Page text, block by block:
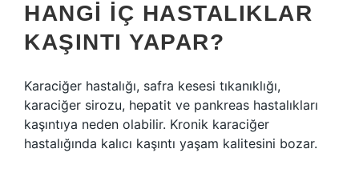
HANGI IÇ HASTALIKLAR
KAŞINTI YAPAR?
Karaciğer hastalığı, safra kesesi tıkanıklığı,
karaciğer sirozu, hepatit ve pankreas hastalıkları
kaşıntıya neden olabilir. Kronik karaciğer
hastalığında kalıcı kaşıntı yaşam kalitesini bozar.